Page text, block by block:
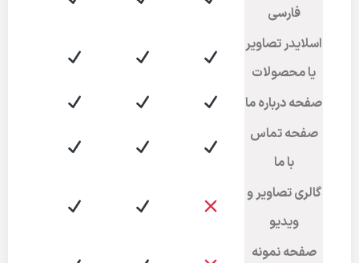
فارسی
اسلایدر تصاویر
یا محصولات
صفحه درباره ما
صفحه تماس
با ما
گالری تصاویر و
ویدیو
صفحه نمونه